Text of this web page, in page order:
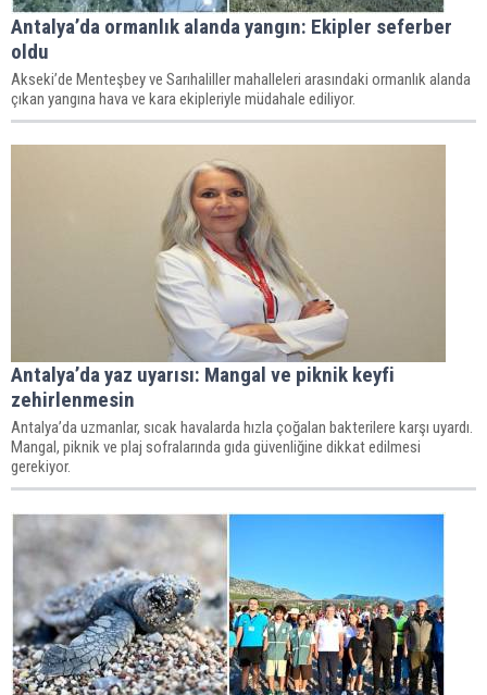
Antalya’da ormanlık alanda yangın: Ekipler seferber
oldu
Akseki’de Menteşbey ve Sarıhaliller mahalleleri arasındaki ormanlık alanda
çıkan yangına hava ve kara ekipleriyle müdahale ediliyor.
Antalya’da yaz uyarısı: Mangal ve piknik keyfi
zehirlenmesin
Antalya’da uzmanlar, sıcak havalarda hızla çoğalan bakterilere karşı uyardı.
Mangal, piknik ve plaj sofralarında gıda güvenliğine dikkat edilmesi
gerekiyor.